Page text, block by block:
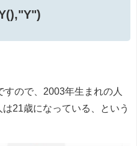
すので、2003年生まれの人
21歳になっている、という